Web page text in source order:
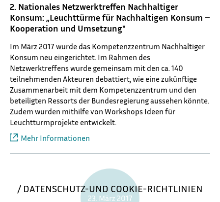
2. Nationales Netzwerktreffen Nachhaltiger
Konsum: „Leuchttürme für Nachhaltigen Konsum –
Kooperation und Umsetzung"
Im März 2017 wurde das Kompetenzzentrum Nachhaltiger
Konsum neu eingerichtet. Im Rahmen des
Netzwerktreffens wurde gemeinsam mit den ca. 140
teilnehmenden Akteuren debattiert, wie eine zukünftige
Zusammenarbeit mit dem Kompetenzzentrum und den
beteiligten Ressorts der Bundesregierung aussehen könnte.
Zudem wurden mithilfe von Workshops Ideen für
Leuchtturmprojekte entwickelt.
Mehr Informationen
23. März 2017
DATENSCHUTZ-UND COOKIE-RICHTLINIEN